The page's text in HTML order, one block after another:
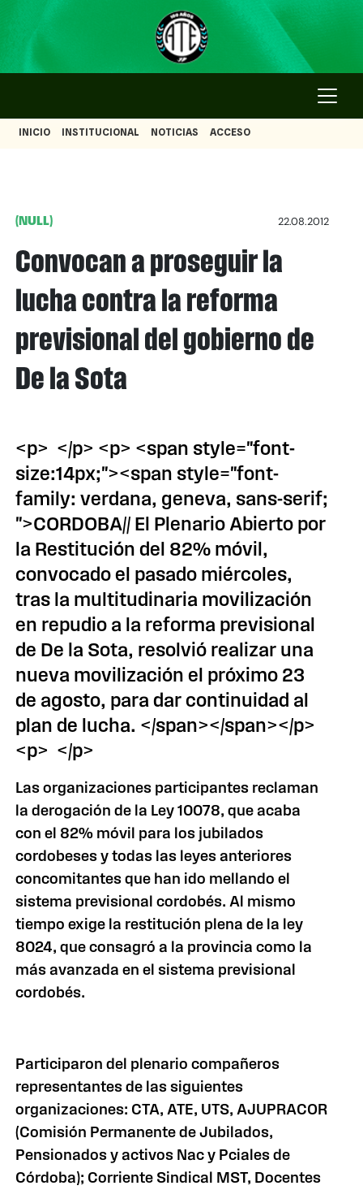
INICIO INSTITUCIONAL NOTICIAS ACCESO
(NULL) 22.08.2012
Convocan a proseguir la
lucha contra la reforma
previsional del gobierno de
De la Sota
<p> </p> <p> <span style="font-
size:14px;"><span style="font-
family: verdana, geneva, sans-serif;
">CORDOBA// El Plenario Abierto por
la Restitución del 82% móvil,
convocado el pasado miércoles,
tras la multitudinaria movilización
en repudio a la reforma previsional
de De la Sota, resolvió realizar una
nueva movilización el próximo 23
de agosto, para dar continuidad al
plan de lucha. </span></span></p>
<p> </p>
Las organizaciones participantes reclaman
la derogación de la Ley 10078, que acaba
con el 82% móvil para los jubilados
cordobeses y todas las leyes anteriores
concomitantes que han ido mellando el
sistema previsional cordobés. Al mismo
tiempo exige la restitución plena de la ley
8024, que consagró a la provincia como la
más avanzada en el sistema previsional
cordobés.
Participaron del plenario compañeros
representantes de las siguientes
organizaciones: CTA, ATE, UTS, AJUPRACOR
(Comisión Permanente de Jubilados,
Pensionados y activos Nac y Pciales de
Córdoba); Corriente Sindical MST, Docentes